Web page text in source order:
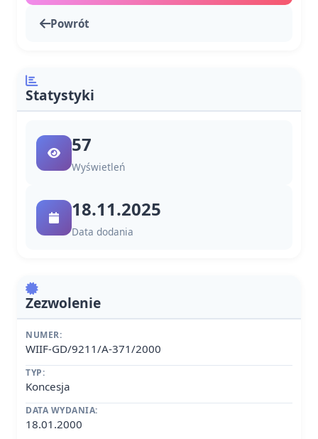
Powrót
Statystyki
57
Wyświetleń
18.11.2025
Data dodania
Zezwolenie
NUMER:
WIIF-GD/9211/A-371/2000
TYP:
Koncesja
DATA WYDANIA:
18.01.2000